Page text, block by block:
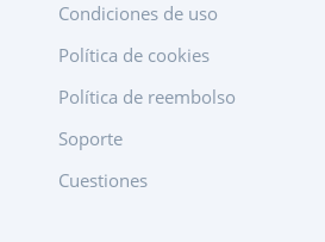
Condiciones de uso
Política de cookies
Política de reembolso
Soporte
Cuestiones